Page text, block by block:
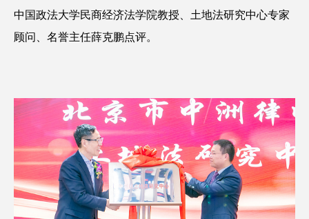
中国政法大学民商经济法学院教授、土地法研究中心专家
顾问、名誉主任薛克鹏点评。